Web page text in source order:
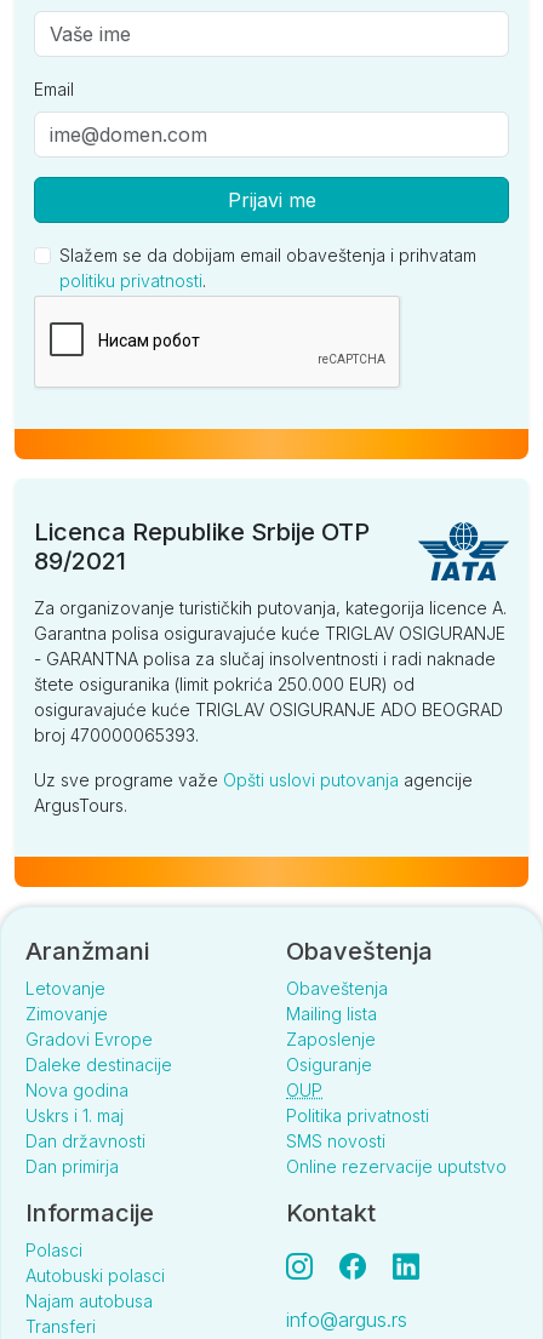
Email
Prijavi me
Slažem se da dobijam email obaveštenja i prihvatam
politiku privatnosti.
Licenca Republike Srbije OTP
89/2021
Za organizovanje turističkih putovanja, kategorija licence A.
Garantna polisa osiguravajuće kuće TRIGLAV OSIGURANJE
- GARANTNA polisa za slučaj insolventnosti i radi naknade
štete osiguranika (limit pokrića 250.000 EUR) od
osiguravajuće kuće TRIGLAV OSIGURANJE ADO BEOGRAD
broj 470000065393.
Uz sve programe važe Opšti uslovi putovanja agencije
ArgusTours.
Aranžmani
Letovanje
Zimovanje
Gradovi Evrope
Daleke destinacije
Nova godina
Uskrs i 1. maj
Dan državnosti
Dan primirja
Obaveštenja
Obaveštenja
Mailing lista
Zaposlenje
Osiguranje
OUP
Politika privatnosti
SMS novosti
Online rezervacije uputstvo
Informacije
Polasci
Autobuski polasci
Najam autobusa
Transferi
Kontakt
info@argus.rs